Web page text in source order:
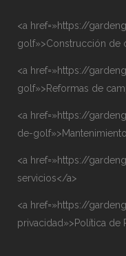
<a href=»https://
golf»>Construcción de
<a href=»https://
golf»>Reformas de
<a href=»https://
de-
<a href=»https://
servicios</a>
<a href=»https://
privacidad»>Política de